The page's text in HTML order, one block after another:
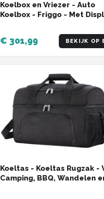
Koelbox en Vriezer - Auto
Koelbox - Friggo - Met
€ 301,99 BEKIJK OP
Koeltas - Koeltas Rugzak -
Camping, BBQ, Wandelen